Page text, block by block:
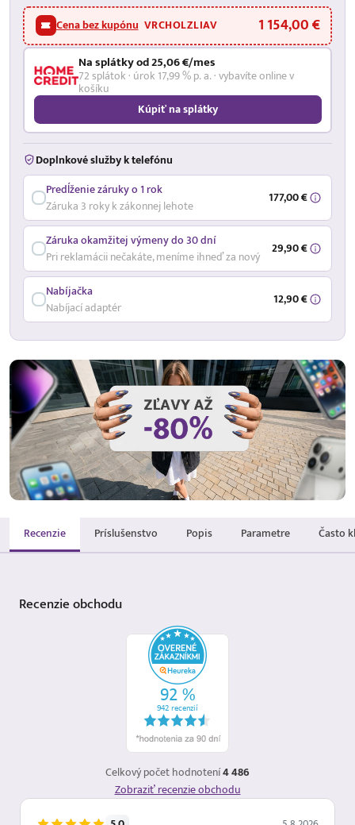
Cena bez kupónu VRCHOLZLIAV 1 154,00 €
Na splátky od 25,06 €/mes
72 splátok · úrok 17,99 % p. a. · vybavíte online v
košíku
Kúpiť na splátky
Doplnkové služby k telefónu
Predĺženie záruky o 1 rok
Záruka 3 roky k zákonnej lehote
177,00 €
Záruka okamžitej výmeny do 30 dní
Pri reklamácii nečakáte, meníme ihneď za nový
29,90 €
Nabíjačka
Nabíjací adaptér
12,90 €
Recenzie Príslušenstvo Popis Parametre Často
Recenzieobchodu
Celkový počet hodnotení4 486
Zobraziť recenzie obchodu